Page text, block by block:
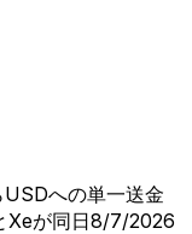
への単一送金
Xeが同日8/7/2026